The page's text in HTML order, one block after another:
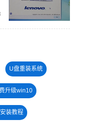
U盘重装系统
升级win10
装教程